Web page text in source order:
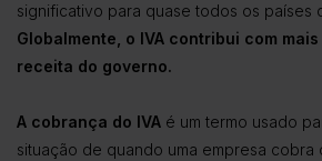
significativo para quase todos os países
Globalmente, o IVA contribui com
receita do governo.
A cobrança do IVA é um termo usado
situação de quando uma empresa cobra